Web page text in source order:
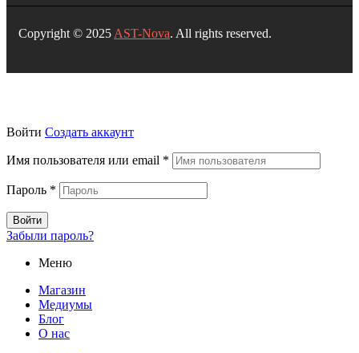
Copyright © 2025 AST-Nova. All rights reserved.
Войти Создать аккаунт
Имя пользователя или email *
Пароль *
Войти
Забыли пароль?
Меню
Магазин
Медиумы
Блог
О нас